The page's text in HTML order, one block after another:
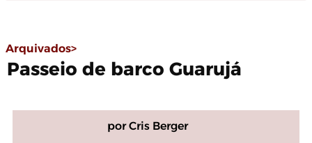
Arquivados>
Passeio de barco Guarujá
por Cris Berger